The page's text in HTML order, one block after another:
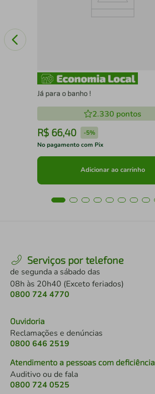
Já para o banho !
2.330 pontos
R$ 66,40 -5%
No pagamento com Pix
Adicionar ao carrinho
Serviços por telefone
de segunda a sábado das
08h às 20h40 (Exceto feriados)
0800 724 4770
Ouvidoria
Reclamações e denúncias
0800 646 2519
Atendimento a pessoas com deficiência
Auditivo ou de fala
0800 724 0525